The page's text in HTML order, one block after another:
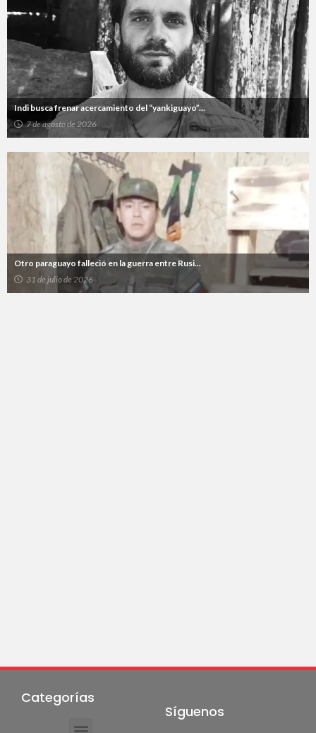
Indi busca frenar acercamiento del “yankiguayo”...
7 de agosto de 2026
Otro paraguayo falleció en la guerra entre Rusi...
31 de julio de 2026
Categorías
Síguenos